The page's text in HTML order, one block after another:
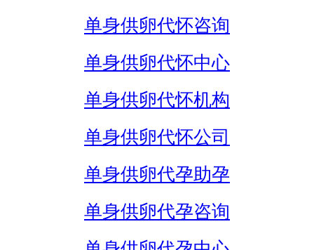
单身供卵代怀咨询
单身供卵代怀中心
单身供卵代怀机构
单身供卵代怀公司
单身供卵代孕助孕
单身供卵代孕咨询